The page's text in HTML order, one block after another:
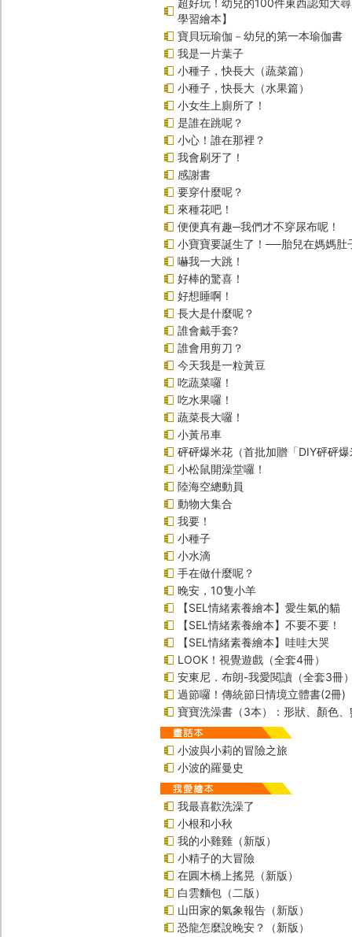
超好玩！幼兒的100件東西認知大
學習繪本】
寶貝玩瑜伽－幼兒的第一本瑜伽書
我是一片葉子
小種子，快長大（蔬菜篇）
小種子，快長大（水果篇）
小女生上廁所了！
是誰在跳呢？
小心！誰在那裡？
我會刷牙了！
感謝書
要穿什麼呢？
來種花吧！
便便真有趣─我們才不穿尿布呢！
小寶寶要誕生了！──胎兒在媽媽肚
嚇我一大跳！
好棒的驚喜！
好想睡啊！
長大是什麼呢？
誰會戴手套?
誰會用剪刀？
今天我是一粒黃豆
吃蔬菜囉！
吃水果囉！
蔬菜長大囉！
小黃吊車
砰砰爆米花（首批加贈「DIY砰砰
小松鼠開澡堂囉！
陸海空總動員
動物大集合
我要！
小種子
小水滴
手在做什麼呢？
晚安，10隻小羊
【SEL情緒素養繪本】愛生氣的貓
【SEL情緒素養繪本】不要不要！
【SEL情緒素養繪本】哇哇大哭
LOOK！視覺遊戲（全套4冊）
安東尼．布朗-我愛閱讀（全套3冊
過節囉！傳統節日情境立體書(2冊)
寶寶洗澡書（3本）：形狀、顏色、
小波與小莉的冒險之旅
小波的羅曼史
我最喜歡洗澡了
小根和小秋
我的小雞雞（新版）
小精子的大冒險
在圓木橋上搖晃（新版）
白雲麵包（二版）
山田家的氣象報告（新版）
恐龍怎麼說晚安？（新版）